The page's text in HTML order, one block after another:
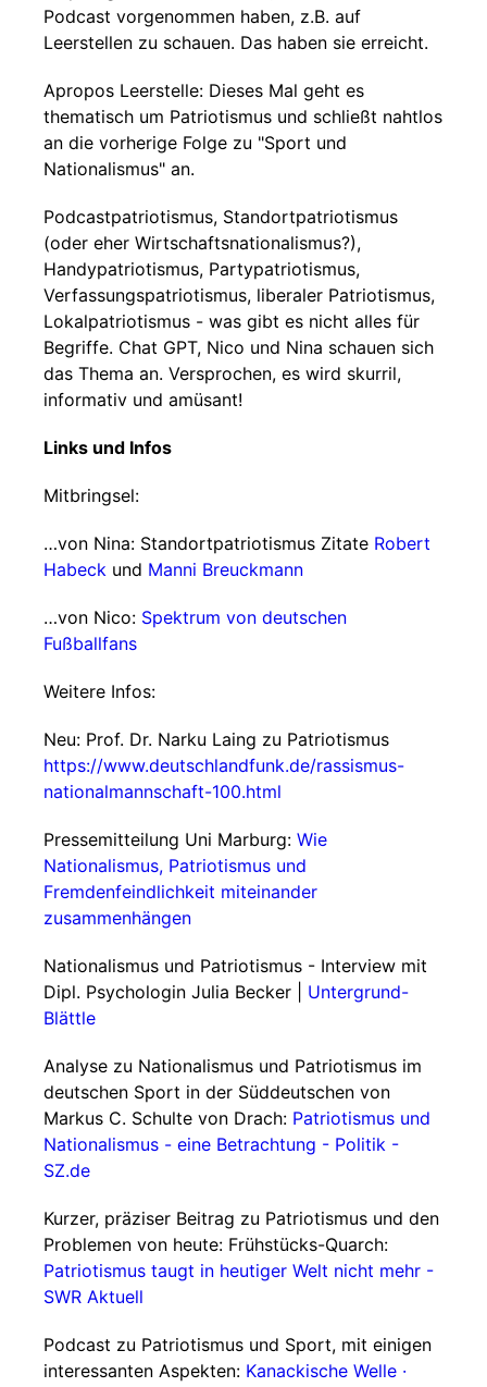
Podcast vorgenommen haben, z.B. auf
Leerstellen zu schauen. Das haben sie erreicht.
Apropos Leerstelle: Dieses Mal geht es
thematisch um Patriotismus und schließt nahtlos
an die vorherige Folge zu "Sport und
Nationalismus" an.
Podcastpatriotismus, Standortpatriotismus
(oder eher Wirtschaftsnationalismus?),
Handypatriotismus, Partypatriotismus,
Verfassungspatriotismus, liberaler Patriotismus,
Lokalpatriotismus - was gibt es nicht alles für
Begriffe. Chat GPT, Nico und Nina schauen sich
das Thema an. Versprochen, es wird skurril,
informativ und amüsant!
Links und Infos
Mitbringsel:
…von Nina: Standortpatriotismus Zitate Robert
Habeck und Manni Breuckmann
…von Nico: Spektrum von deutschen
Fußballfans
Weitere Infos:
Neu: Prof. Dr. Narku Laing zu Patriotismus
https://www.deutschlandfunk.de/rassismus-
nationalmannschaft-100.html
Pressemitteilung Uni Marburg: Wie
Nationalismus, Patriotismus und
Fremdenfeindlichkeit miteinander
zusammenhängen
Nationalismus und Patriotismus - Interview mit
Dipl. Psychologin Julia Becker | Untergrund-
Blättle
Analyse zu Nationalismus und Patriotismus im
deutschen Sport in der Süddeutschen von
Markus C. Schulte von Drach: Patriotismus und
Nationalismus - eine Betrachtung - Politik -
SZ.de
Kurzer, präziser Beitrag zu Patriotismus und den
Problemen von heute: Frühstücks-Quarch:
Patriotismus taugt in heutiger Welt nicht mehr -
SWR Aktuell
Podcast zu Patriotismus und Sport, mit einigen
interessanten Aspekten: Kanackische Welle ·